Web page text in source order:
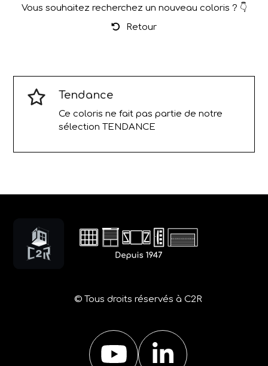
Vous souhaitez recherchez un nouveau coloris ? 👇
Retour
Tendance
Ce coloris ne fait pas partie de notre
sélection TENDANCE
© Tous droits réservés à C2R